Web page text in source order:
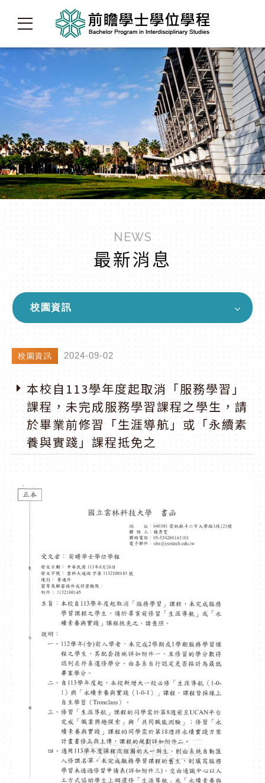
NEWS
最新消息
校園資訊
校園資訊 2024-09-02
本校自113學年度起取消「服務學習」
課程，未完成服務學習課程之學生，請
於畢業前修習「生涯導航」或「永續素
養與實踐」課程抵免之